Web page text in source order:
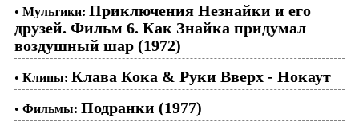
• Мультики: Приключения Незнайки и его
друзей. Фильм 6. Как Знайка придумал
воздушный шар (1972)
• Клипы: Клава Кока & Руки Вверх - Нокаут
• Фильмы: Подранки (1977)